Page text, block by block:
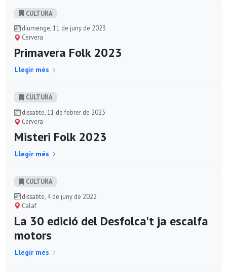
CULTURA
diumenge, 11 de juny de 2023
Cervera
Primavera Folk 2023
Llegir més
CULTURA
dissabte, 11 de febrer de 2023
Cervera
Misteri Folk 2023
Llegir més
CULTURA
dissabte, 4 de juny de 2022
Calaf
La 30 edició del Desfolca't ja escalfa
motors
Llegir més